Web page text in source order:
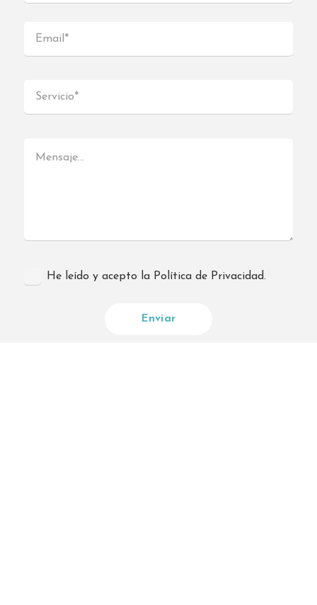
24.6 km
He leído y acepto la Política de Privacidad.